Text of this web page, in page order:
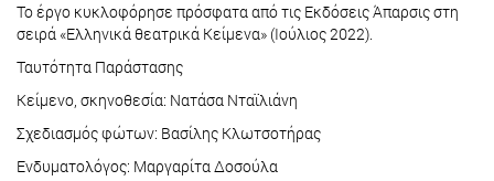
Το έργο κυκλοφόρησε πρόσφατα από τις Εκδόσεις Άπαρσις στη
σειρά «Ελληνικά θεατρικά Κείμενα» (Ιούλιος 2022).
Ταυτότητα Παράστασης
Κείμενο, σκηνοθεσία: Νατάσα Νταϊλιάνη
Σχεδιασμός φώτων: Βασίλης Κλωτσοτήρας
Ενδυματολόγος: Μαργαρίτα Δοσούλα